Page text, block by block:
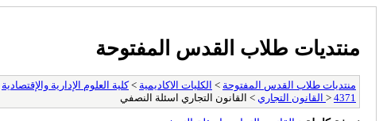
منتديات طلاب القدس المفتوحة
منتديات طلاب القدس المفتوحة > الكليات الاكاديمية >كلية العلوم الإدارية والإقتصادية
> 4371 القانون التجاري > القانون التجاري اسئلة النصفي